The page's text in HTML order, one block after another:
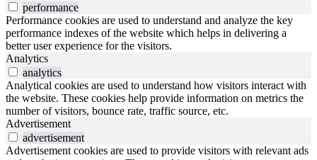
performance
Performance cookies are used to understand and analyze the key
performance indexes of the website which helps in delivering a
better user experience for the visitors.
Analytics
analytics
Analytical cookies are used to understand how visitors interact with
the website. These cookies help provide information on metrics the
number of visitors, bounce rate, traffic source, etc.
Advertisement
advertisement
Advertisement cookies are used to provide visitors with relevant ads